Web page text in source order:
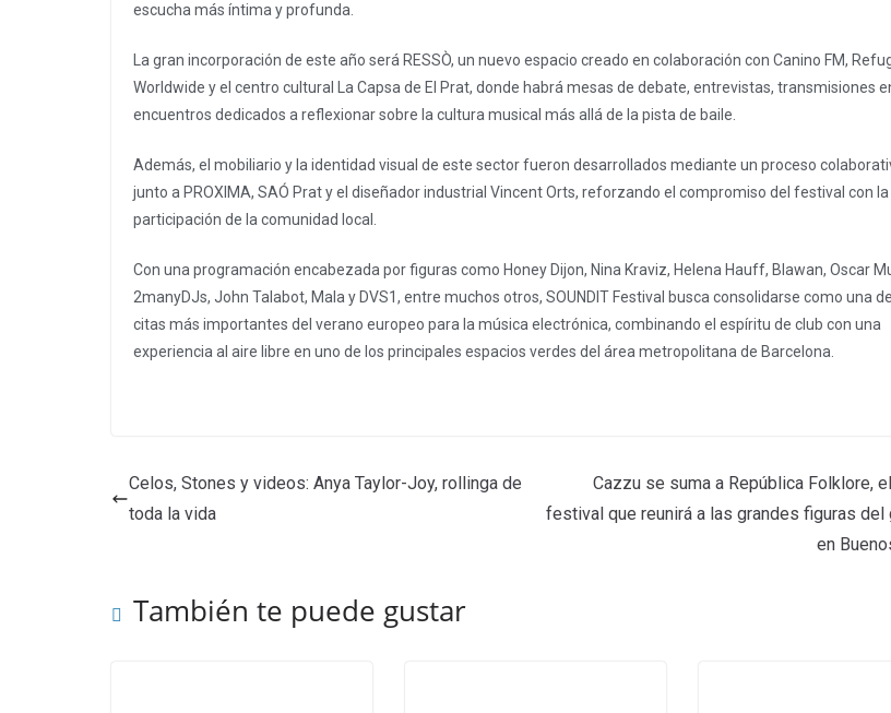
escucha más íntima y profunda.
La gran incorporación de este año será RESSÒ, un nuevo espacio creado en colaboración con Canino FM,
Worldwide y el centro cultural La Capsa de El Prat, donde habrá mesas de debate, entrevistas, transmisiones
encuentros dedicados a reflexionar sobre la cultura musical más allá de la pista de baile.
Además, el mobiliario y la identidad visual de este sector fueron desarrollados mediante un proceso
junto a PROXIMA, SAÓ Prat y el diseñador industrial Vincent Orts, reforzando el compromiso del festival con la
participación de la comunidad local.
Con una programación encabezada por figuras como Honey Dijon, Nina Kraviz, Helena Hauff, Blawan, Oscar
2manyDJs, John Talabot, Mala y DVS1, entre muchos otros, SOUNDIT Festival busca consolidarse como una
citas más importantes del verano europeo para la música electrónica, combinando el espíritu de club con una
experiencia al aire libre en uno de los principales espacios verdes del área metropolitana de Barcelona.
Celos, Stones y videos: Anya Taylor-Joy, rollinga de
toda la vida
Cazzu se suma a República Folklore,
festival que reunirá a las grandes figuras del
en
También te puede gustar